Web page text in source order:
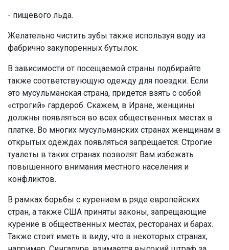
- пищевого льда.
Желательно чистить зубы также используя воду из
фабрично закупоренных бутылок.
В зависимости от посещаемой страны подбирайте
также соответствующую одежду для поездки. Если
это мусульманская страна, придется взять с собой
«строгий» гардероб. Скажем, в Иране, женщины
должны появляться во всех общественных местах в
платке. Во многих мусульманских странах женщинам в
открытых одеждах появляться запрещается. Строгие
туалеты в таких странах позволят Вам избежать
повышенного внимания местного населения и
конфликтов.
В рамках борьбы с курением в ряде европейских
стран, а также США приняты законы, запрещающие
курение в общественных местах, ресторанах и барах.
Также стоит иметь в виду, что в некоторых странах,